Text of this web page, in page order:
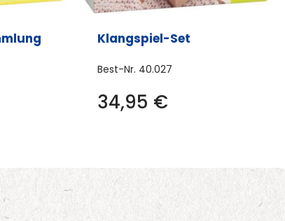
Klangspiel-Set
Best-Nr. 40.027
34,95 €